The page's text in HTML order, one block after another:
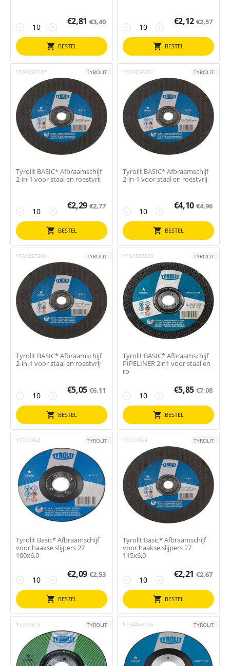
+
−
€2,81 €3,40
BESTEL
+
−
€2,12 €2,57
BESTEL
YT34257187 TYROLIT
Tyrolit BASIC* Afbraamschijf
2-in-1 voor staal en roestvrij
+
−
€2,29 €2,77
BESTEL
YT34257201 TYROLIT
Tyrolit BASIC* Afbraamschijf
2-in-1 voor staal en roestvrij
+
−
€4,10 €4,96
BESTEL
YT34257206 TYROLIT
Tyrolit BASIC* Afbraamschijf
2-in-1 voor staal en roestvrij
+
−
€5,05 €6,11
BESTEL
YT34307835 TYROLIT
Tyrolit BASIC* Afbraamschijf
PIPELINER 2in1 voor staal en
ro
+
−
€5,85 €7,08
BESTEL
YT222854 TYROLIT
Tyrolit Basic* Afbraamschijf
voor haakse slijpers 27
100x6,0
+
−
€2,09 €2,53
BESTEL
YT222858 TYROLIT
Tyrolit Basic* Afbraamschijf
voor haakse slijpers 27
115x6,0
+
−
€2,21 €2,67
BESTEL
YT222873 TYROLIT YT34468716 TYROLIT